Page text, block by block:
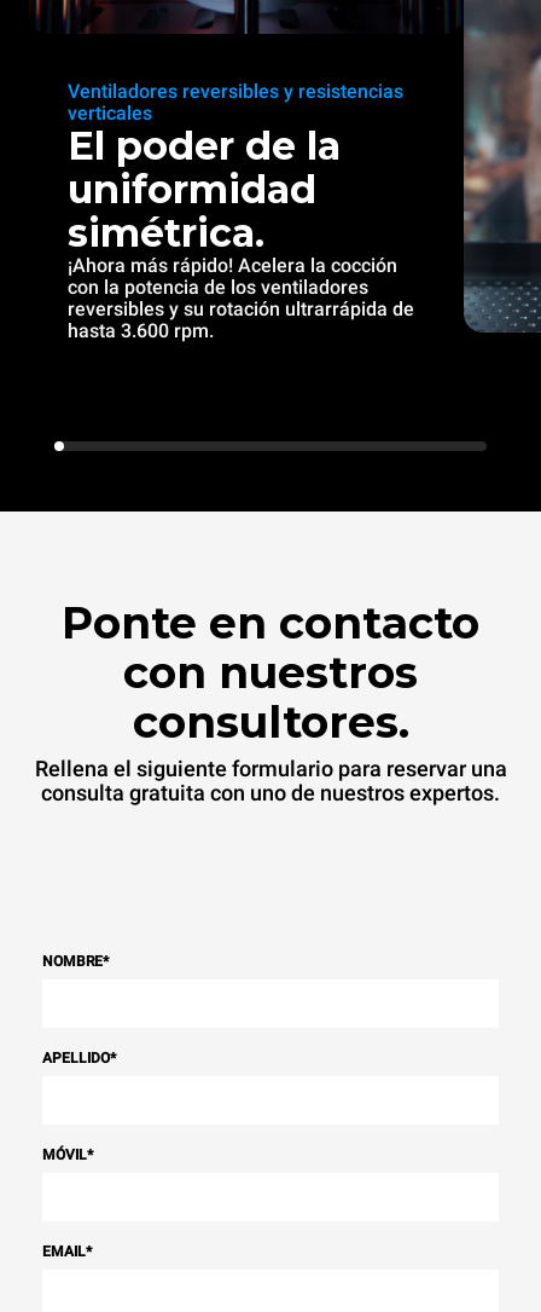
Ventiladores reversibles y resistencias
verticales
El poder de la
uniformidad
simétrica.
¡Ahora más rápido! Acelera la cocción
con la potencia de los ventiladores
reversibles y su rotación ultrarrápida de
hasta 3.600 rpm.
Ponte en contacto
con nuestros
consultores.
Rellena el siguiente formulario para reservar una
consulta gratuita con uno de nuestros expertos.
NOMBRE*
APELLIDO*
MÓVIL*
EMAIL*